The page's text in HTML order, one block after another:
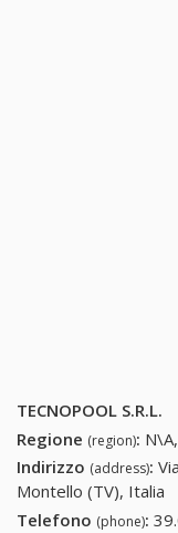
TECNOPOOL S.R.L.
Regione (region):
Indirizzo (address):
Montello (TV), Italia
Telefono (phone):